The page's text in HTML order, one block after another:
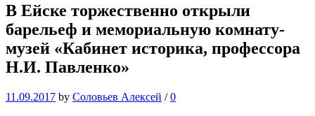
В Ейске торжественно открыли
барельеф и мемориальную комнату-
музей «Кабинет историка, профессора
Н.И. Павленко»
11.09.2017 by Соловьев Алексей / 0